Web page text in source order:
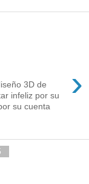
›
3D de
infeliz por su
su cuenta